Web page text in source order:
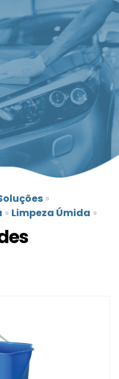
»
» Limpeza Úmida »